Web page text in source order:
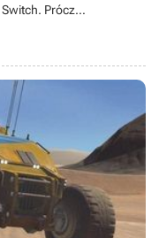
Prócz
tytułów, możemy